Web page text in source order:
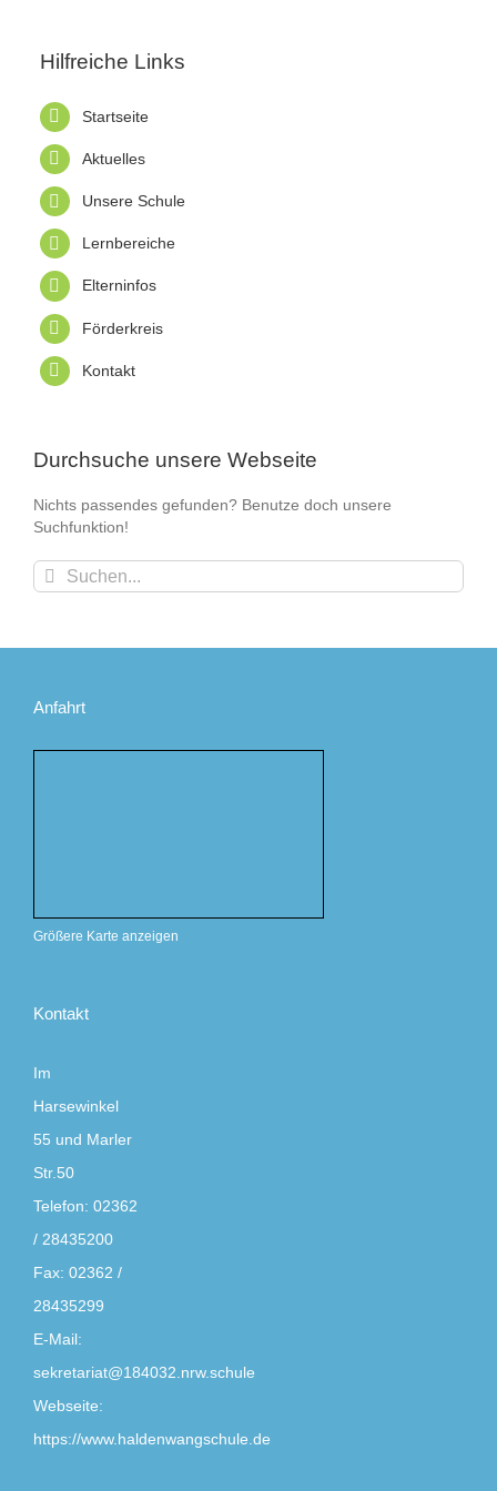
Hilfreiche Links
Startseite
Aktuelles
Unsere Schule
Lernbereiche
Elterninfos
Förderkreis
Kontakt
Durchsuche unsere Webseite
Nichts passendes gefunden? Benutze doch unsere
Suchfunktion!
Suche
nach:
Anfahrt
Größere Karte anzeigen
Kontakt
Im
Harsewinkel
55 und Marler
Str.50
Telefon: 02362
/ 28435200
Fax: 02362 /
28435299
E-Mail:
sekretariat@184032.nrw.schule
Webseite:
https://www.haldenwangschule.de